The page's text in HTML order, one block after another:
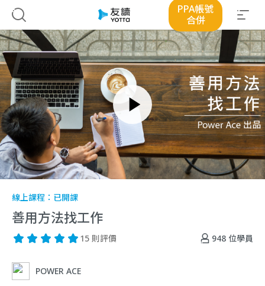
PPA帳號
合併
線上課程： 已開課
善用方法找工作
948 位學員
15 則評價
POWER ACE